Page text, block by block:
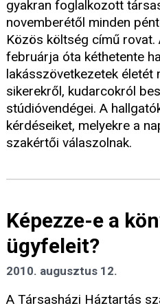
gyakran foglalkozott
novemberétől minden
Közös költség című
februárja óta kéthetente
lakásszövetkezetek életét
sikerekről, kudarcokról
stúdióvendégei. A
kérdéseiket, melyekre a
szakértői válaszolnak.
Képezze-e a
ügyfeleit?
2010. augusztus 12.
A Társasházi Háztartás